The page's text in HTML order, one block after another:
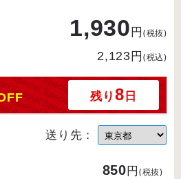
1,930円(税抜)
2,123円(税込)
残り8日
送り先：
850円(税抜)